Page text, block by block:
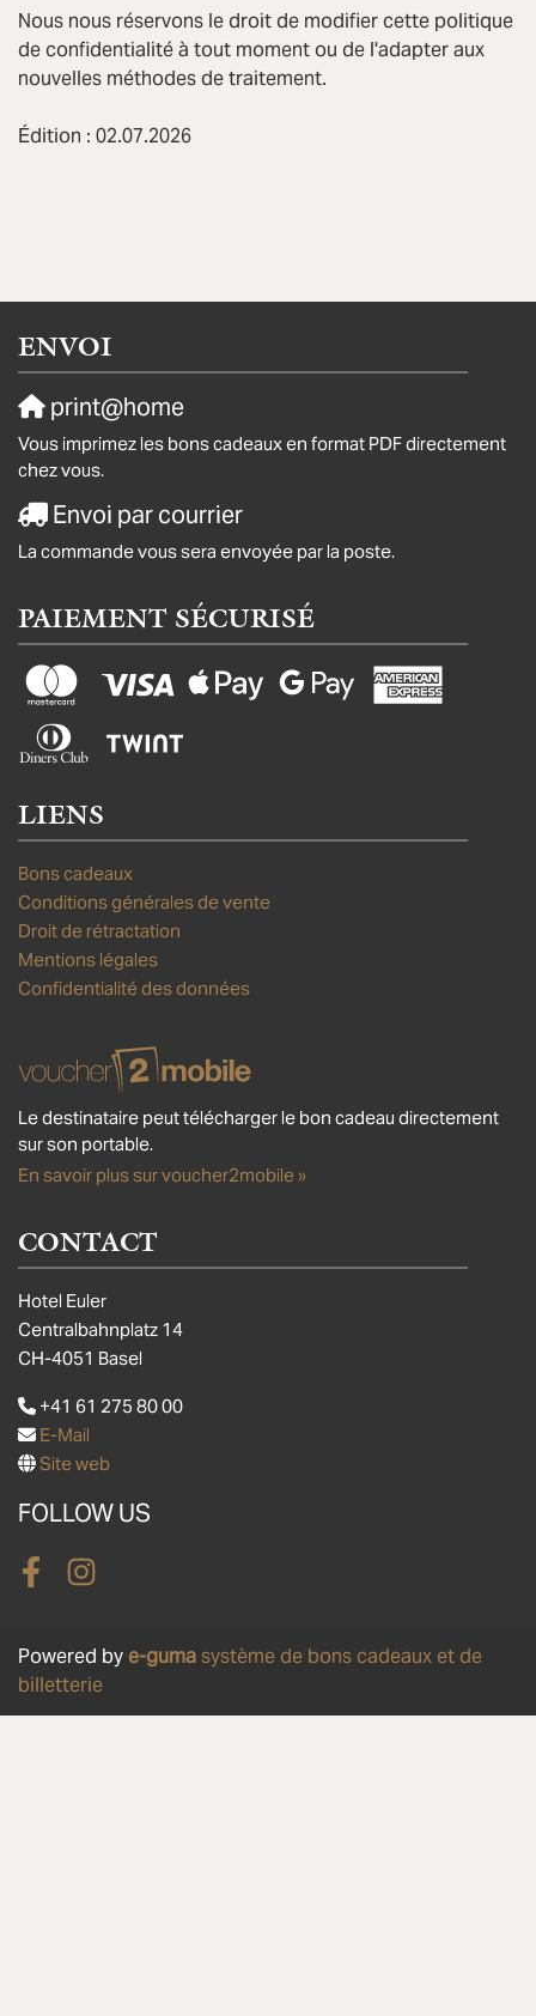
Nous nous réservons le droit de modifier cette politique
de confidentialité à tout moment ou de l'adapter aux
nouvelles méthodes de traitement.
Édition : 02.07.2026
ENVOI
print@home
Vous imprimez les bons cadeaux en format PDF directement
chez vous.
Envoi par courrier
La commande vous sera envoyée par la poste.
PAIEMENT SÉCURISÉ
LIENS
Bons cadeaux
Conditions générales de vente
Droit de rétractation
Mentions légales
Confidentialité des données
Le destinataire peut télécharger le bon cadeau directement
sur son portable.
En savoir plus sur voucher2mobile »
CONTACT
Hotel Euler
Centralbahnplatz 14
CH-4051 Basel
+41 61 275 80 00
E-Mail
Site web
FOLLOW US
FacebookInstagram
Powered by e-gumasystème de bons cadeaux et de
billetterie